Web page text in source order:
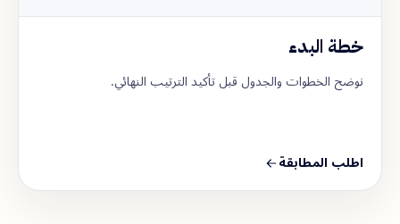
خطة البدء
نوضح الخطوات والجدول قبل تأكيد الترتيب النهائي.
اطلب المطابقة